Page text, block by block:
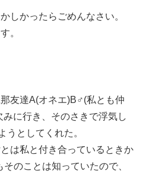
しかったらごめんなさい。
。
友達A(オネエ)B♂(私とも仲
に行き、そのさきで浮気し
うとしてくれた。
は私と付き合っているときか
のことは知っていたので、